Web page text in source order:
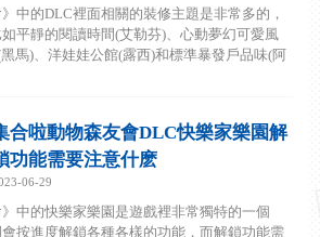
中的DLC裡面相關的裝修主題是非常多的，
平靜的閱讀時間(艾勒芬)、心動夢幻可愛風
馬)、洋娃娃公館(露西)和標準暴發戶品味(阿
合啦動物森友會DLC快樂家樂園解
功能需要注意什麽
06-29
》中的快樂家樂園是遊戲裡非常獨特的一個
按進度解鎖各種各樣的功能，而解鎖功能需